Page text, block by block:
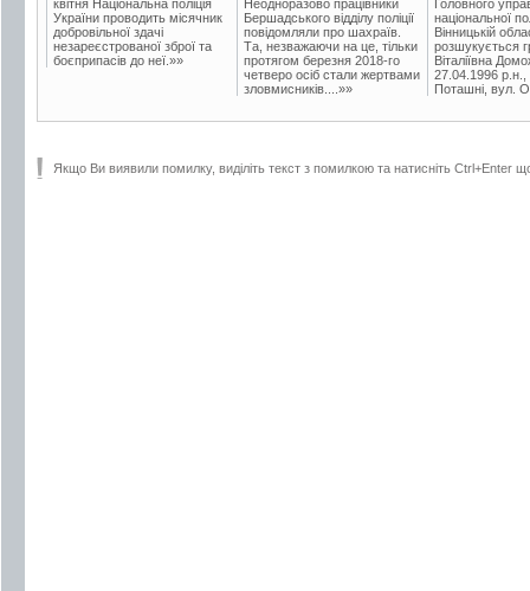
квітня Національна поліція
України проводить місячник
добровільної здачі
незареєстрованої зброї та
боєприпасів до неї.»»
Неодноразово працівники
Бершадського відділу поліції
повідомляли про шахраїв.
Та, незважаючи на це, тільки
протягом березня 2018-го
четверо осіб стали жертвами
зловмисників....»»
Головного
національної
Вінницькій
розшукується
Віталіївна
27.04.1996 р.н.,
Поташні, вул.
Якщо Ви виявили помилку, виділіть текст з помилкою та натисніть Ctrl+Enter